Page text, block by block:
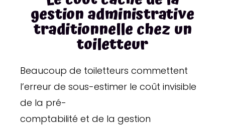
gestion administrative
traditionnelle chez un
toiletteur
Beaucoup de toiletteurs commettent
l’erreur de sous-estimer le coût invisible
de la pré-
comptabilité et de la gestion